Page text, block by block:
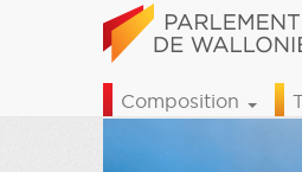
Composition